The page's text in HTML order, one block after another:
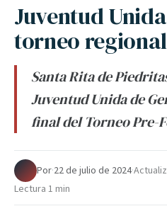
Juventud
torneo
Santa Rita de
Juventud Unida de
final del Torneo Pre-
Por·22 de julio de 2024·
Lectura 1 min